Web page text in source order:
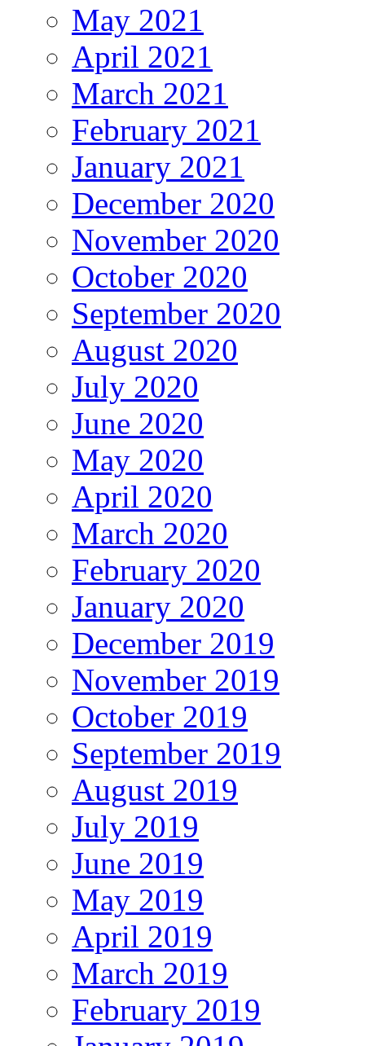
May 2021
April 2021
March 2021
February 2021
January 2021
December 2020
November 2020
October 2020
September 2020
August 2020
July 2020
June 2020
May 2020
April 2020
March 2020
February 2020
January 2020
December 2019
November 2019
October 2019
September 2019
August 2019
July 2019
June 2019
May 2019
April 2019
March 2019
February 2019